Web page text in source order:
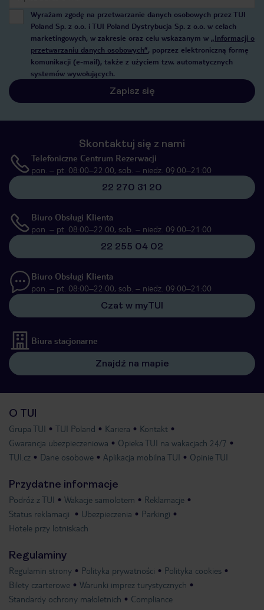
Wyrażam zgodę na przetwarzanie danych osobowych przez TUI
Poland Sp. z o.o. i TUI Poland Dystrybucja Sp. z o.o. w celach
marketingowych, w zakresie oraz celu wskazanym w „Informacji o
przetwarzaniu danych osobowych”, poprzez elektroniczną formę
komunikacji (e-mail), także z użyciem tzw. automatycznych
systemów wywołujących.
Zapisz się
Skontaktuj się z nami
Telefoniczne Centrum Rezerwacji
pon. – pt. 08:00–22:00, sob. – niedz. 09:00–21:00
22 270 31 20
Biuro Obsługi Klienta
pon. – pt. 08:00–22:00, sob. – niedz. 09:00–21:00
22 255 04 02
Biuro Obsługi Klienta
pon. – pt. 08:00–22:00, sob. – niedz. 09:00–21:00
Czat w myTUI
Biura stacjonarne
Znajdź na mapie
O TUI
Grupa TUI TUI Poland Kariera
Kontakt
Gwarancja ubezpieczeniowa
Opieka TUI na wakacjach 24/7
TUI.cz
Dane osobowe Aplikacja mobilna TUI Opinie TUI
Przydatne informacje
Podróż z TUI Wakacje samolotem
Reklamacje
Status reklamacji
Ubezpieczenia
Parkingi
Hotele przy lotniskach
Regulaminy
Regulamin strony Polityka prywatności
Polityka cookies
Bilety czarterowe
Warunki imprez turystycznych
Standardy ochrony małoletnich
Compliance